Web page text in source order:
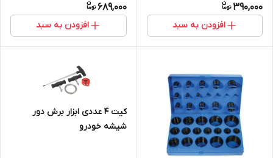
390,000
افزودن به سبد
689,000
افزودن به سبد
کیت 4 عددی ابزار برش دور
شیشه خودرو